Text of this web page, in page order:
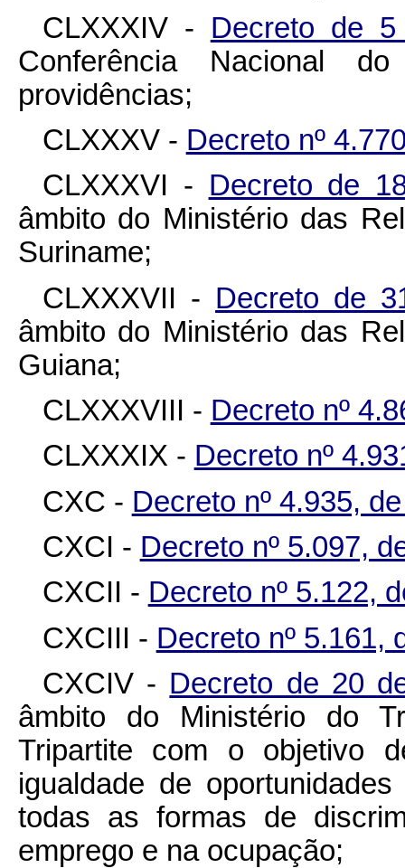
CLXXXIV - Decreto de
Conferência Nacional
providências;
CLXXXV - Decreto nº
CLXXXVI - Decreto de
âmbito do Ministério das
Suriname;
CLXXXVII - Decreto de
âmbito do Ministério das
Guiana;
CLXXXVIII - Decreto nº
CLXXXIX - Decreto nº
CXC - Decreto nº 4.935,
CXCI - Decreto nº 5.097,
CXCII - Decreto nº 5.122,
CXCIII - Decreto nº 5.161,
CXCIV - Decreto de 20
âmbito do Ministério do
Tripartite com o objetivo
igualdade de
todas as formas de
emprego e na ocupação;